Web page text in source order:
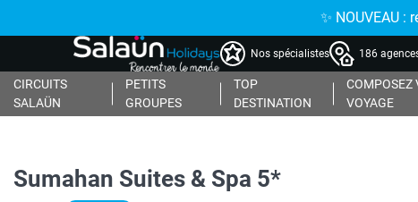
✨ NOUVEAU
Nos spécialistes 186
CIRCUITS
SALAÜN
PETITS
GROUPES
TOP
DESTINATION
COMPOSEZ
VOYAGE
Sumahan Suites & Spa 5*